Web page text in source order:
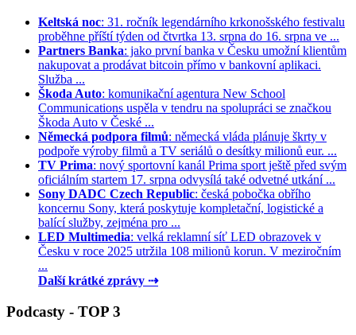
Keltská noc: 31. ročník legendárního krkonošského festivalu
proběhne příští týden od čtvrtka 13. srpna do 16. srpna ve ...
Partners Banka: jako první banka v Česku umožní klientům
nakupovat a prodávat bitcoin přímo v bankovní aplikaci.
Služba ...
Škoda Auto: komunikační agentura New School
Communications uspěla v tendru na spolupráci se značkou
Škoda Auto v České ...
Německá podpora filmů: německá vláda plánuje škrty v
podpoře výroby filmů a TV seriálů o desítky milionů eur. ...
TV Prima: nový sportovní kanál Prima sport ještě před svým
oficiálním startem 17. srpna odvysílá také odvetné utkání ...
Sony DADC Czech Republic: česká pobočka obřího
koncernu Sony, která poskytuje kompletační, logistické a
balící služby, zejména pro ...
LED Multimedia: velká reklamní síť LED obrazovek v
Česku v roce 2025 utržila 108 milionů korun. V meziročním
...
Další krátké zprávy ⇢
Podcasty - TOP 3